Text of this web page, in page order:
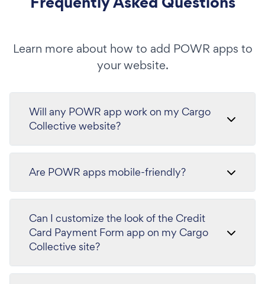
Learn more about how to add POWR apps to
your website.
Will any POWR app work on my Cargo
Collective website?
Are POWR apps mobile-friendly?
Can I customize the look of the Credit
Card Payment Form app on my Cargo
Collective site?